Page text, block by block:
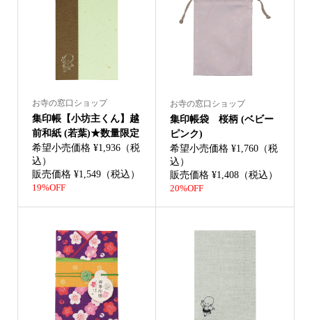
お寺の窓口ショップ
集印帳【小坊主くん】越
前和紙 (若葉)★数量限定
希望小売価格 ¥1,936（税
込）
販売価格 ¥1,549（税込）
19%OFF
お寺の窓口ショップ
集印帳袋 桜柄 (ベビー
ピンク)
希望小売価格 ¥1,760（税
込）
販売価格 ¥1,408（税込）
20%OFF